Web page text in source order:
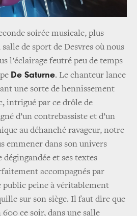
soirée musicale, plus
de sport de Desvres où nous
l’éclairage feutré peu de temps
De Saturne. Le chanteur lance
une sorte de hennissement
intrigué par ce drôle de
d’un contrebassiste et d’un
au déhanché ravageur, notre
emmener dans son univers
dégingandée et ses textes
accompagnés par
peine à véritablement
sur son siège. Il faut dire que
ce soir, dans une salle